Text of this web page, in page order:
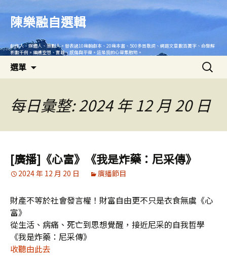
內
陳樂融自選輯
創作人、媒體人、策劃人。發表過10幾齣劇本、20幾本書、500多首歌詞、網路文章數百萬字、命盤解
析數千例。繼續空想、實踐、感傷與平復。這是我的心靈集散地。
選單
搜
尋
鍵
字:
每日彙整: 2024 年 12 月 20 日
[廣播]《心富》《我是炸藥：尼采傳》
2024 年 12 月 20 日 廣播節目
財產不等於社會發言權！財富自由更不只是衣食無虞《心
富》
從生活、病痛、死亡到思想覺醒，接近尼采的自我哲學
《我是炸藥：尼采傳》
收聽由此去